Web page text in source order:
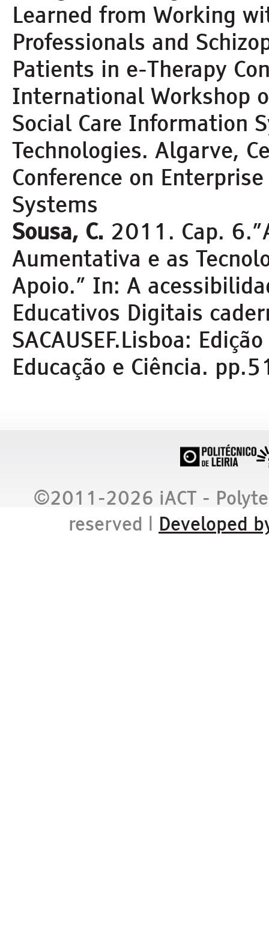
Learned from Working
Professionals and
Patients in e-Therapy
International Workshop
Social Care Information
Technologies. Algarve,
Conference on
Systems
Sousa, C. 2011. Cap.
Aumentativa e as
Apoio.” In: A
Educativos Digitais
SACAUSEF.Lisboa:
Educação e Ciência.
©2011-2026 iACT -
reserved | Developed